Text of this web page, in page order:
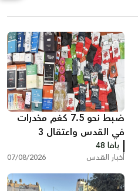
ضبط نحو 7.5 كغم مخدرات
في القدس واعتقال 3
مشتبهين
يافا 48
أخبار القدس 07/08/2026